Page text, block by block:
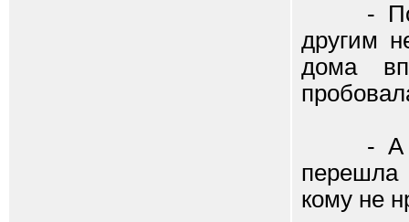
-
другим
дома
- А
перешла
кому не